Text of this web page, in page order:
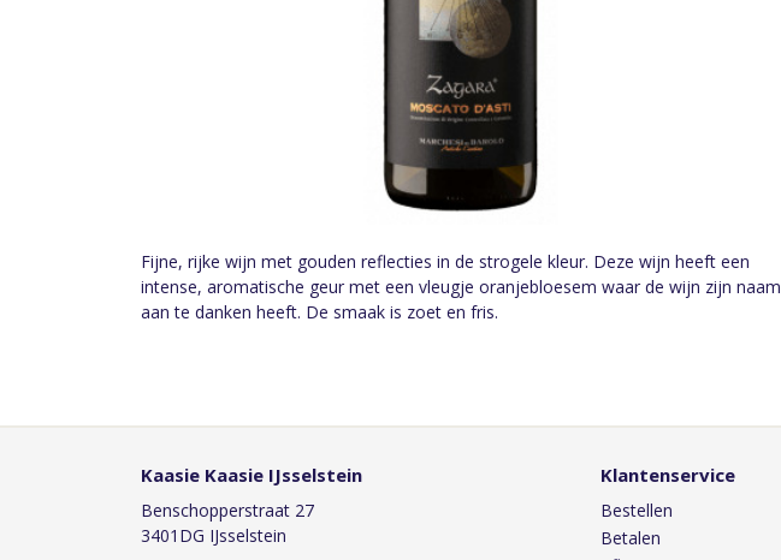
Fijne, rijke wijn met gouden reflecties in de strogele kleur. Deze wijn heeft een
intense, aromatische geur met een vleugje oranjebloesem waar de wijn zijn naam
aan te danken heeft. De smaak is zoet en fris.
Kaasie Kaasie IJsselstein
Benschopperstraat 27
3401DG IJsselstein
Klantenservice
Bestellen
Betalen